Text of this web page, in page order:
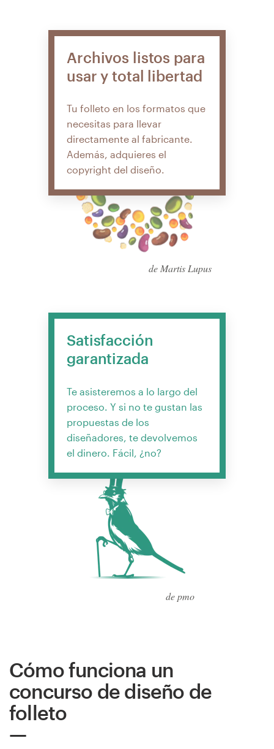
Archivos listos para
usar y total libertad
Tu folleto en los formatos que
necesitas para llevar
directamente al fabricante.
Además, adquieres el
copyright del diseño.
de Martis Lupus
Satisfacción
garantizada
Te asisteremos a lo largo del
proceso. Y si no te gustan las
propuestas de los
diseñadores, te devolvemos
el dinero. Fácil, ¿no?
de pmo
Cómo funciona un
concurso de diseño de
folleto